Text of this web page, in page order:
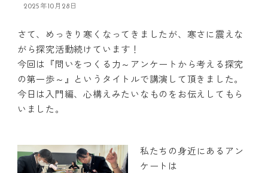
2025年10月28日
さて、めっきり寒くなってきましたが、寒さに震えな
がら探究活動続けています！
今回は『問いをつくる力～アンケートから考える探究
の第一歩～』というタイトルで講演して頂きました。
今日は入門編、心構えみたいなものをお伝えしてもら
いました。
私たちの身近にあるアン
ケートは